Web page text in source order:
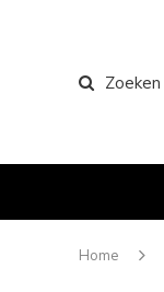
Zoeken
Home